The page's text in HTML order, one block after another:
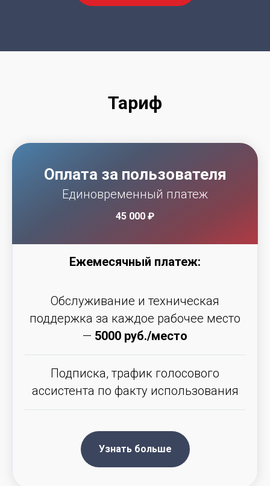
Тариф
Оплата за пользователя
Единовременный платеж
45 000 ₽
Ежемесячный платеж:
Обслуживание и техническая
поддержка за каждое рабочее место
— 5000 руб./место
Подписка, трафик голосового
ассистента по факту использования
Узнать больше